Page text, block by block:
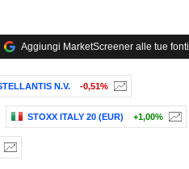
Aggiungi MarketScreener alle tue fonti
N.V. -0,51%
STOXX ITALY 20 (EUR) +1,00%